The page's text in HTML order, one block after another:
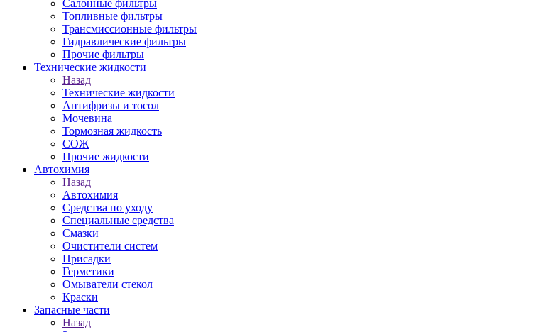
Салонные фильтры
Топливные фильтры
Трансмиссионные фильтры
Гидравлические фильтры
Прочие фильтры
Технические жидкости
Назад
Технические жидкости
Антифризы и тосол
Мочевина
Тормозная жидкость
СОЖ
Прочие жидкости
Автохимия
Назад
Автохимия
Средства по уходу
Специальные средства
Смазки
Очистители систем
Присадки
Герметики
Омыватели стекол
Краски
Запасные части
Назад